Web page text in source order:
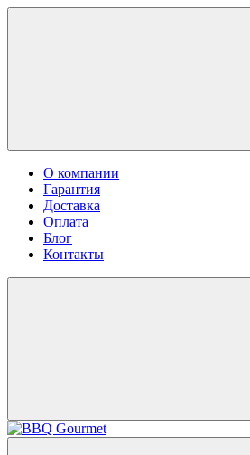
О компании
Гарантия
Доставка
Оплата
Блог
Контакты